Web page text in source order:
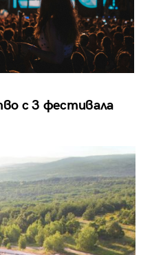
с 3 фестивала